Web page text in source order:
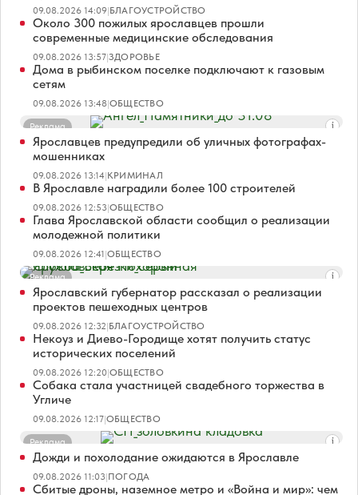
09.08.2026 14:09|БЛАГОУСТРОЙСТВО
Около 300 пожилых ярославцев прошли
современные медицинские обследования
09.08.2026 13:57|ЗДОРОВЬЕ
Дома в рыбинском поселке подключают к газовым
сетям
09.08.2026 13:48|ОБЩЕСТВО
Реклама
Ярославцев предупредили об уличных фотографах-
мошенниках
09.08.2026 13:14|КРИМИНАЛ
В Ярославле наградили более 100 строителей
09.08.2026 12:53|ОБЩЕСТВО
Глава Ярославской области сообщил о реализации
молодежной политики
09.08.2026 12:41|ОБЩЕСТВО
Реклама
Ярославский губернатор рассказал о реализации
проектов пешеходных центров
09.08.2026 12:32|БЛАГОУСТРОЙСТВО
Некоуз и Диево-Городище хотят получить статус
исторических поселений
09.08.2026 12:20|ОБЩЕСТВО
Собака стала участницей свадебного торжества в
Угличе
09.08.2026 12:17|ОБЩЕСТВО
Реклама
Дожди и похолодание ожидаются в Ярославле
09.08.2026 11:03|ПОГОДА
Сбитые дроны, наземное метро и «Война и мир»: чем